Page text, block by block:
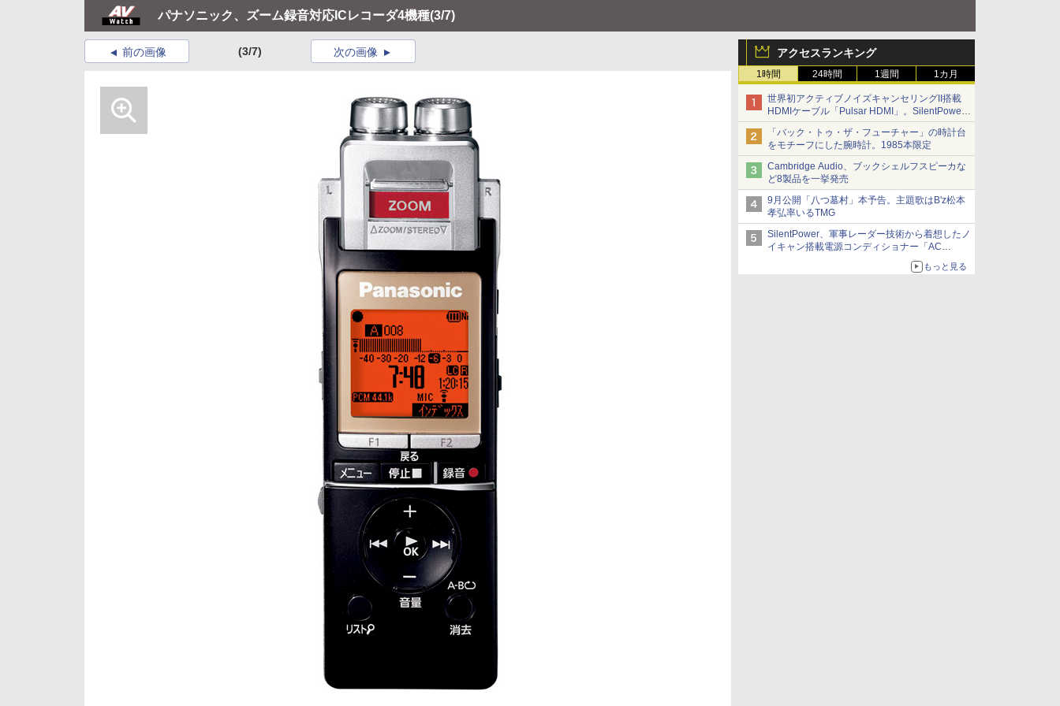
パナソニック、ズーム録音対応ICレコーダ4機種(3/7)
アクセスランキング
1時間 24時間 1週間 1カ月
世界初アクティブノイズキャンセリングII搭載
HDMIケーブル「Pulsar HDMI」。SilentPower
から
「バック・トゥ・ザ・フューチャー」の時計台
をモチーフにした腕時計。1985本限定
Cambridge Audio、ブックシェルフスピーカな
ど8製品を一挙発売
9月公開「八つ墓村」本予告。主題歌はB'z松本
孝弘率いるTMG
SilentPower、軍事レーダー技術から着想したノ
イキャン搭載電源コンディショナー「AC
もっと見る
前の画像 (3/7) 次の画像